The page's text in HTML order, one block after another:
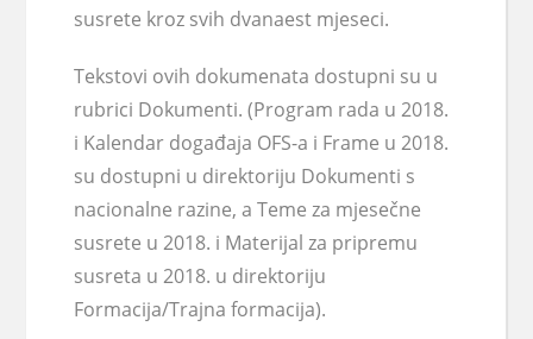
susrete kroz svih dvanaest mjeseci.
Tekstovi ovih dokumenata dostupni su u
rubrici Dokumenti. (Program rada u 2018.
i Kalendar događaja OFS-a i Frame u 2018.
su dostupni u direktoriju Dokumenti s
nacionalne razine, a Teme za mjesečne
susrete u 2018. i Materijal za pripremu
susreta u 2018. u direktoriju
Formacija/Trajna formacija).